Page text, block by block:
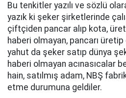
Bu tenkitler yazılı ve sözlü
yazık ki şeker şirketlerinde
çiftçiden pancar alıp kota,
haberi olmayan, pancarı üretip
yahut da şeker satıp dünya
haberi olmayan acınasıcalar
hain, satılmış adam, NBŞ
etme durumuna geldiler.